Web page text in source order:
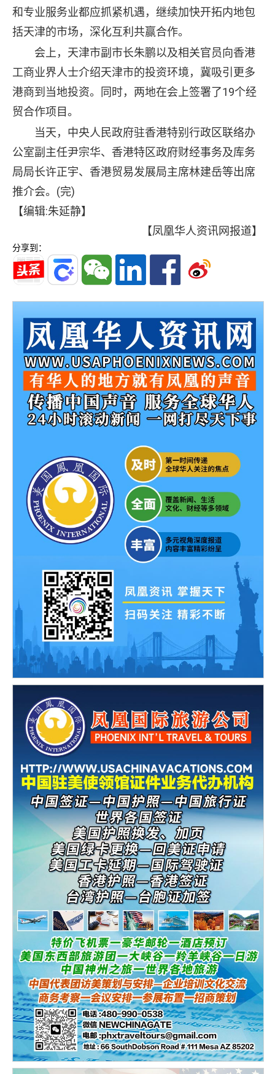
和专业服务业都应抓紧机遇，继续加快开拓内地包
括天津的市场，深化互利共赢合作。
会上，天津市副市长朱鹏以及相关官员向香港
工商业界人士介绍天津市的投资环境，冀吸引更多
港商到当地投资。同时，两地在会上签署了19个经
贸合作项目。
当天，中央人民政府驻香港特别行政区联络办
公室副主任尹宗华、香港特区政府财经事务及库务
局局长许正宇、香港贸易发展局主席林建岳等出席
推介会。(完)
【编辑:朱延静】
【凤凰华人资讯网报道】
分享到：